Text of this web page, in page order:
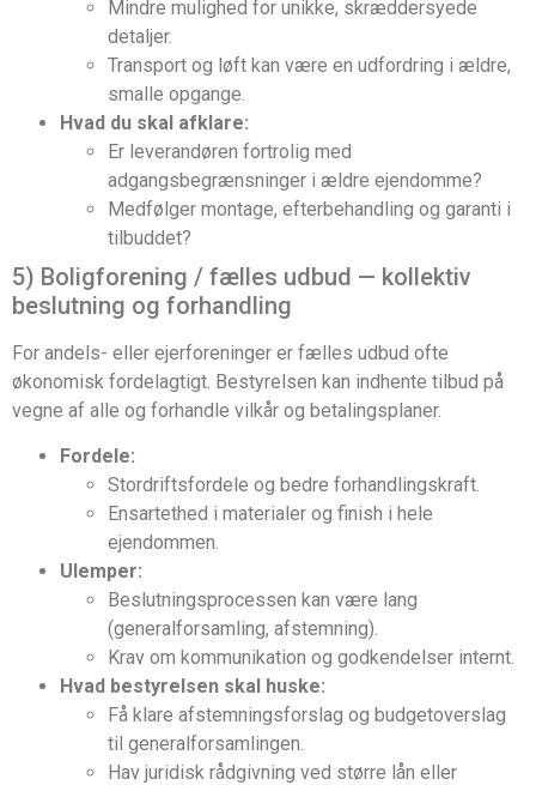
Mindre mulighed for unikke, skræddersyede
detaljer.
Transport og løft kan være en udfordring i ældre,
smalle opgange.
Hvad du skal afklare:
Er leverandøren fortrolig med
adgangsbegrænsninger i ældre ejendomme?
Medfølger montage, efterbehandling og garanti i
tilbuddet?
5) Boligforening / fælles udbud — kollektiv
beslutning og forhandling
For andels- eller ejerforeninger er fælles udbud ofte
økonomisk fordelagtigt. Bestyrelsen kan indhente tilbud på
vegne af alle og forhandle vilkår og betalingsplaner.
Fordele:
Stordriftsfordele og bedre forhandlingskraft.
Ensartethed i materialer og finish i hele
ejendommen.
Ulemper:
Beslutningsprocessen kan være lang
(generalforsamling, afstemning).
Krav om kommunikation og godkendelser internt.
Hvad bestyrelsen skal huske:
Få klare afstemningsforslag og budgetoverslag
til generalforsamlingen.
Hav juridisk rådgivning ved større lån eller